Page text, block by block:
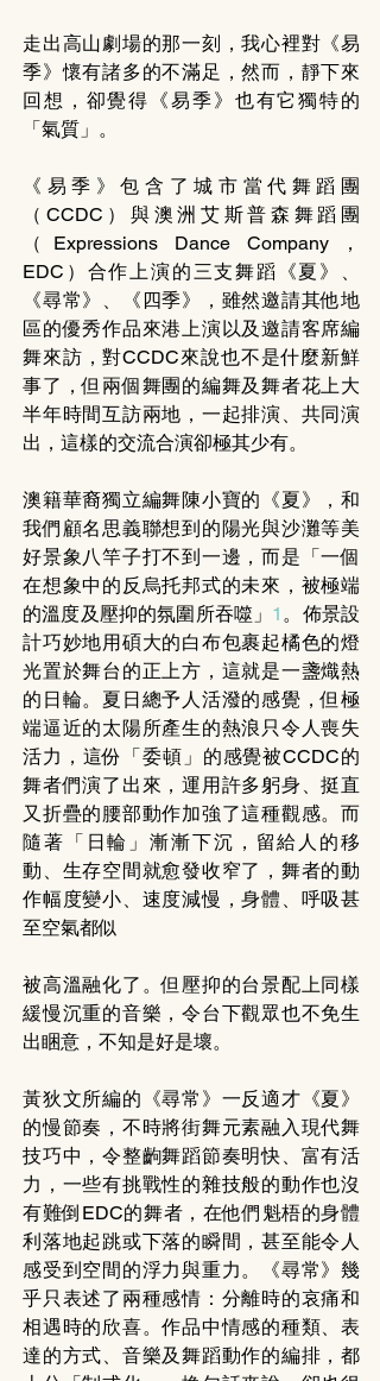
走出高山劇場的那一刻，我心裡對《易
季》懷有諸多的不滿足，然而，靜下來
回想，卻覺得《易季》也有它獨特的
「氣質」。
《易季》包含了城市當代舞蹈團
（CCDC）與澳洲艾斯普森舞蹈團
（Expressions Dance Company，
EDC）合作上演的三支舞蹈《夏》、
《尋常》、《四季》，雖然邀請其他地
區的優秀作品來港上演以及邀請客席編
舞來訪，對CCDC來說也不是什麼新鮮
事了，但兩個舞團的編舞及舞者花上大
半年時間互訪兩地，一起排演、共同演
出，這樣的交流合演卻極其少有。
澳籍華裔獨立編舞陳小寶的《夏》，和
我們顧名思義聯想到的陽光與沙灘等美
好景象八竿子打不到一邊，而是「一個
在想象中的反烏托邦式的未來，被極端
的溫度及壓抑的氛圍所吞噬」 1 。佈景設
計巧妙地用碩大的白布包裹起橘色的燈
光置於舞台的正上方，這就是一盞熾熱
的日輪。夏日總予人活潑的感覺，但極
端逼近的太陽所產生的熱浪只令人喪失
活力，這份「委頓」的感覺被CCDC的
舞者們演了出來，運用許多躬身、挺直
又折疊的腰部動作加強了這種觀感。而
隨著「日輪」漸漸下沉，留給人的移
動、生存空間就愈發收窄了，舞者的動
作幅度變小、速度減慢，身體、呼吸甚
至空氣都似
被高溫融化了。但壓抑的台景配上同樣
緩慢沉重的音樂，令台下觀眾也不免生
出睏意，不知是好是壞。
黃狄文所編的《尋常》一反適才《夏》
的慢節奏，不時將街舞元素融入現代舞
技巧中，令整齣舞蹈節奏明快、富有活
力，一些有挑戰性的雜技般的動作也沒
有難倒EDC的舞者，在他們魁梧的身體
利落地起跳或下落的瞬間，甚至能令人
感受到空間的浮力與重力。《尋常》幾
乎只表述了兩種感情：分離時的哀痛和
相遇時的欣喜。作品中情感的種類、表
達的方式、音樂及舞蹈動作的編排，都